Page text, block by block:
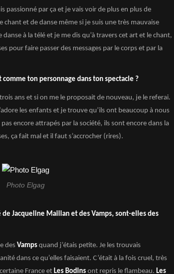
passionné par ça et je vais voir de plus en plus de
chant et de danse même si je suis une très mauvaise
à la télé et je me dis qu’à travers cet art et le chant,
pour faire passer des messages par le corps et par la
comme ton personnage dans ton spectacle ?
ans et si on me le proposait de nouveau, je le referai.
les enfants et je trouve qu’ils ont beaucoup à nous
encore attrapés par la société, ils sont encore dans la
ça fait mal et il faut s’accrocher (rires).
Photo Elgag
de Jacqueline Maillan et des Vamps, sont-elles des
des Vamps quand j’étais petite. Je les trouvais
dans ce qu’elles faisaient. C’était à la fois cruel, très
France et Les Bodins ont repris le flambeau. Les